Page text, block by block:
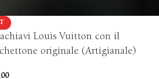
Louis Vuitton con il
originale (Artigianale)